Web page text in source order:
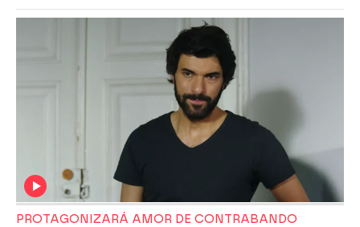
PROTAGONIZARÁ AMOR DE CONTRABANDO